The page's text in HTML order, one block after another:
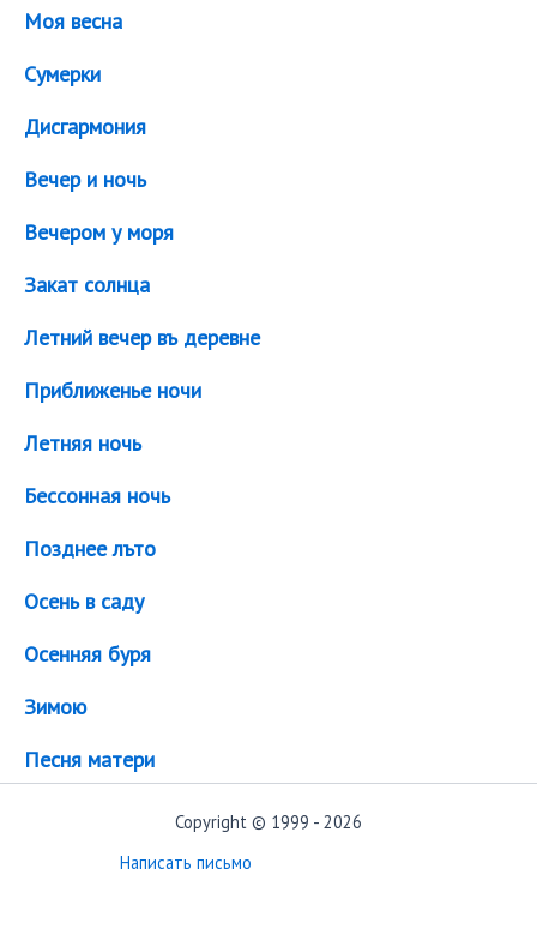
Моя весна
Сумерки
Дисгармония
Вечер и ночь
Вечером у моря
Закат солнца
Летний вечер въ деревне
Приближенье ночи
Летняя ночь
Бессонная ночь
Позднее лъто
Осень в саду
Осенняя буря
Зимою
Песня матери
Copyright © 1999 - 2026
Написать письмо